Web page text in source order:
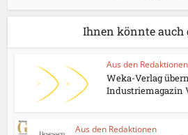
Ihnen könnte auch
Aus den Redaktionen
Weka-Verlag
Industriemagazin
Aus den Redaktionen